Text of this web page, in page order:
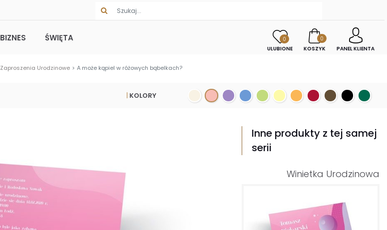
BIZNES ŚWIĘTA
0
ULUBIONE
0
KOSZYK
PANEL KLIENTA
Zaproszenia Urodzinowe A może kąpiel w różowych bąbelkach?
KOLORY
Inne produkty z tej samej
serii
Winietka Urodzinowa